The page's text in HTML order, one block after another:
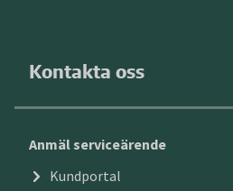
Kontakta oss
Anmäl serviceärende
Kundportal